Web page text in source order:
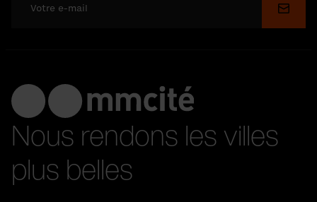
Nous rendons les villes
plus belles